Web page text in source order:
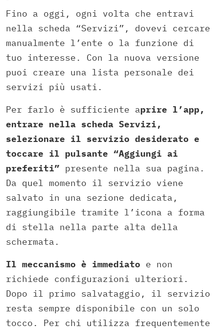
Fino a oggi, ogni volta che entravi
nella scheda “Servizi”, dovevi cercare
manualmente l’ente o la funzione di
tuo interesse. Con la nuova versione
puoi creare una lista personale dei
servizi più usati.
Per farlo è sufficiente aprire l’app,
entrare nella scheda Servizi,
selezionare il servizio desiderato e
toccare il pulsante “Aggiungi ai
preferiti” presente nella sua pagina.
Da quel momento il servizio viene
salvato in una sezione dedicata,
raggiungibile tramite l’icona a forma
di stella nella parte alta della
schermata.
Il meccanismo è immediato e non
richiede configurazioni ulteriori.
Dopo il primo salvataggio, il servizio
resta sempre disponibile con un solo
tocco. Per chi utilizza frequentemente